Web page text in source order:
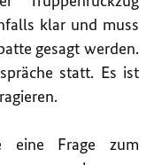
klar und muss
gesagt werden.
statt. Es ist
eine Frage zum